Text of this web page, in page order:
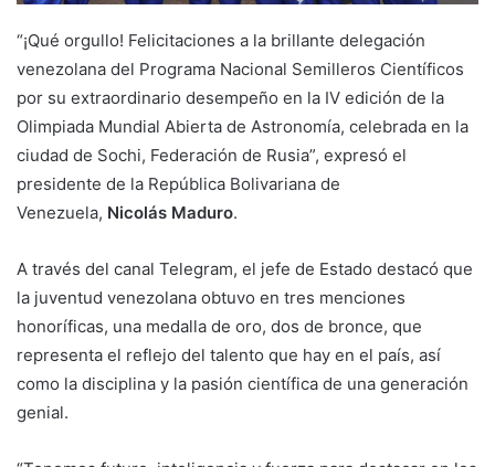
“¡Qué orgullo! Felicitaciones a la brillante delegación
venezolana del Programa Nacional Semilleros Científicos
por su extraordinario desempeño en la IV edición de la
Olimpiada Mundial Abierta de Astronomía, celebrada en la
ciudad de Sochi, Federación de Rusia”, expresó el
presidente de la República Bolivariana de
Venezuela, Nicolás Maduro.
A través del canal Telegram, el jefe de Estado destacó que
la juventud venezolana obtuvo en tres menciones
honoríficas, una medalla de oro, dos de bronce, que
representa el reflejo del talento que hay en el país, así
como la disciplina y la pasión científica de una generación
genial.